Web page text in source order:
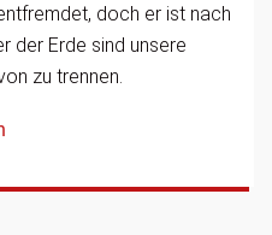
doch er ist nach
der Erde sind unsere
zu trennen.